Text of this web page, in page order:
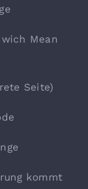
Mean
Seite)
kommt